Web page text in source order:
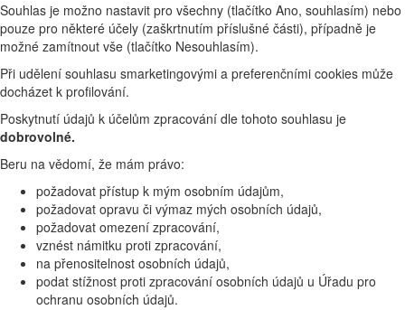
Souhlas je možno nastavit pro všechny (tlačítko Ano, souhlasím) nebo
pouze pro některé účely (zaškrtnutím příslušné části), případně je
možné zamítnout vše (tlačítko Nesouhlasím).
Při udělení souhlasu smarketingovými a preferenčními cookies může
docházet k profilování.
Poskytnutí údajů k účelům zpracování dle tohoto souhlasu je
dobrovolné.
Beru na vědomí, že mám právo:
požadovat přístup k mým osobním údajům,
požadovat opravu či výmaz mých osobních údajů,
požadovat omezení zpracování,
vznést námitku proti zpracování,
na přenositelnost osobních údajů,
podat stížnost proti zpracování osobních údajů u Úřadu pro
ochranu osobních údajů.